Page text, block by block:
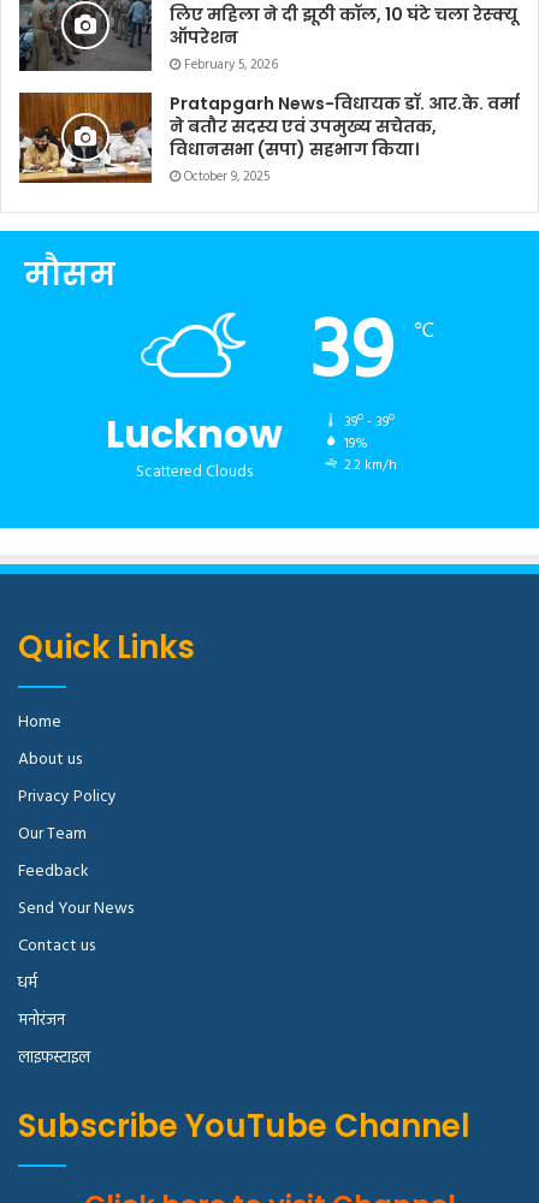
लिए महिला ने दी झूठी कॉल, 10 घंटे चला रेस्क्यू
ऑपरेशन
February 5, 2026
Pratapgarh News-विधायक डॉ. आर.के. वर्मा
ने बतौर सदस्य एवं उपमुख्य सचेतक,
विधानसभा (सपा) सहभाग किया।
October 9, 2025
मौसम
Lucknow
Scattered Clouds
39 ℃
39º - 39º
19%
2.2 km/h
Quick Links
Home
About us
Privacy Policy
Our Team
Feedback
Send Your News
Contact us
धर्म
मनोरंजन
लाइफस्टाइल
Subscribe YouTube Channel